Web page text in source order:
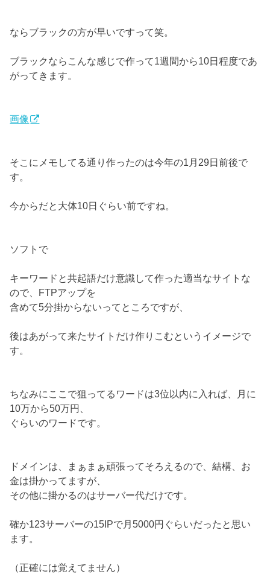
ならブラックの方が早いですって笑。
ブラックならこんな感じで作って1週間から10日程度であ
がってきます。
画像
そこにメモしてる通り作ったのは今年の1月29日前後で
す。
今からだと大体10日ぐらい前ですね。
ソフトで
キーワードと共起語だけ意識して作った適当なサイトな
ので、FTPアップを
含めて5分掛からないってところですが、
後はあがって来たサイトだけ作りこむというイメージで
す。
ちなみにここで狙ってるワードは3位以内に入れば、月に
10万から50万円、
ぐらいのワードです。
ドメインは、まぁまぁ頑張ってそろえるので、結構、お
金は掛かってますが、
その他に掛かるのはサーバー代だけです。
確か123サーバーの15IPで月5000円ぐらいだったと思い
ます。
（正確には覚えてません）